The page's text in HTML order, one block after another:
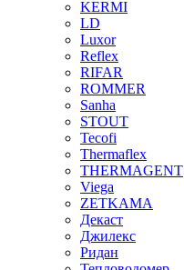
KERMI
LD
Luxor
Reflex
RIFAR
ROMMER
Sanha
STOUT
Tecofi
Thermaflex
THERMAGENT
Viega
ZETKAMA
Декаст
Джилекс
Ридан